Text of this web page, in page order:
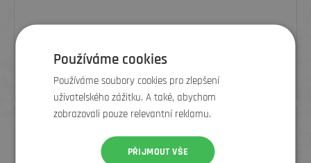
ZORNÍK
1 399Kč
Používáme cookies
Používáme soubory cookies pro zlepšení
uživatelského zážitku. A také, abychom
zobrazovali pouze relevantní reklamu.
PŘIJMOUT VŠE